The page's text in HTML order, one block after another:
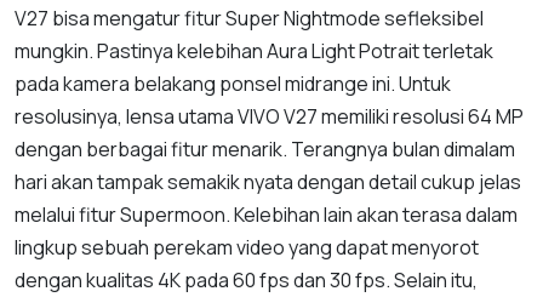
V27 bisa mengatur fitur Super Nightmode sefleksibel
mungkin. Pastinya kelebihan Aura Light Potrait terletak
pada kamera belakang ponsel midrange ini. Untuk
resolusinya, lensa utama VIVO V27 memiliki resolusi 64 MP
dengan berbagai fitur menarik. Terangnya bulan dimalam
hari akan tampak semakik nyata dengan detail cukup jelas
melalui fitur Supermoon. Kelebihan lain akan terasa dalam
lingkup sebuah perekam video yang dapat menyorot
dengan kualitas 4K pada 60 fps dan 30 fps. Selain itu,